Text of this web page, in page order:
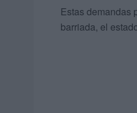
Estas demandas
barriada, el